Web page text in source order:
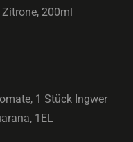
200ml
1 Stück Ingwer
1EL